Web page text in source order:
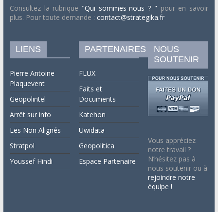
Consultez la rubrique "Qui sommes-nous ? " pour en savoir
plus. Pour toute demande : contact@strategika.fr
LIENS
Pierre Antoine
Plaquevent
Geopolintel
Arrêt sur info
Les Non Alignés
Stratpol
Youssef Hindi
PARTENAIRES
FLUX
Faits et
Documents
Katehon
Uwidata
Geopolitica
Espace Partenaire
NOUS
SOUTENIR
Vous appréciez
notre travail ?
N’hésitez pas à
nous soutenir ou à
rejoindre notre
équipe !